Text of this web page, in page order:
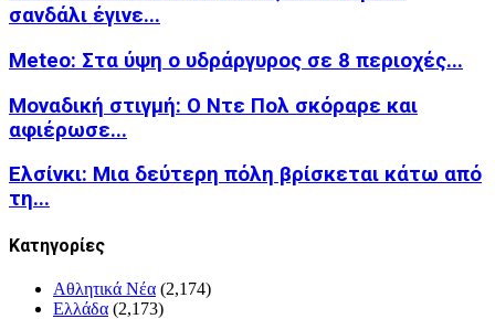
σανδάλι έγινε...
Meteo: Στα ύψη ο υδράργυρος σε 8 περιοχές...
Μοναδική στιγμή: Ο Ντε Πολ σκόραρε και
αφιέρωσε...
Ελσίνκι: Mια δεύτερη πόλη βρίσκεται κάτω από
τη...
Kατηγορίες
Αθλητικά Νέα (2,174)
Ελλάδα (2,173)